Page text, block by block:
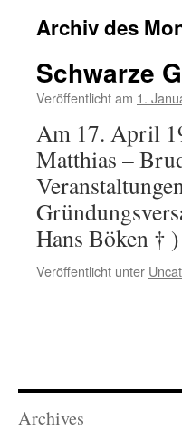
Archiv des
Schwarze
Veröffentlicht am 1.
Am 17. April
Matthias –
Hans Böken †
Veröffentlicht unter
Archives